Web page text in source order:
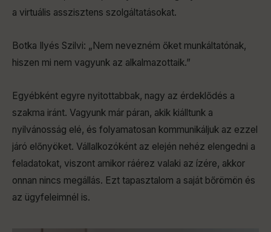
a virtuális asszisztens szolgáltatásokat.
Botka Ilyés Szilvi: „Nem nevezném őket munkáltatónak,
hiszen mi nem vagyunk az alkalmazottaik.”
Egyébként egyre nyitottabbak, nagy az érdeklődés a
szakma iránt. Vagyunk már páran, akik kiálltunk a
nyilvánosság elé, és folyamatosan kommunikáljuk az ezzel
járó előnyöket. Vállalkozóként az elején nehéz elengedni a
feladatokat, viszont amikor ráérez valaki az ízére, akkor
onnan nincs megállás. Ezt tapasztalom a saját bőrömön és
az ügyfeleimnél is.